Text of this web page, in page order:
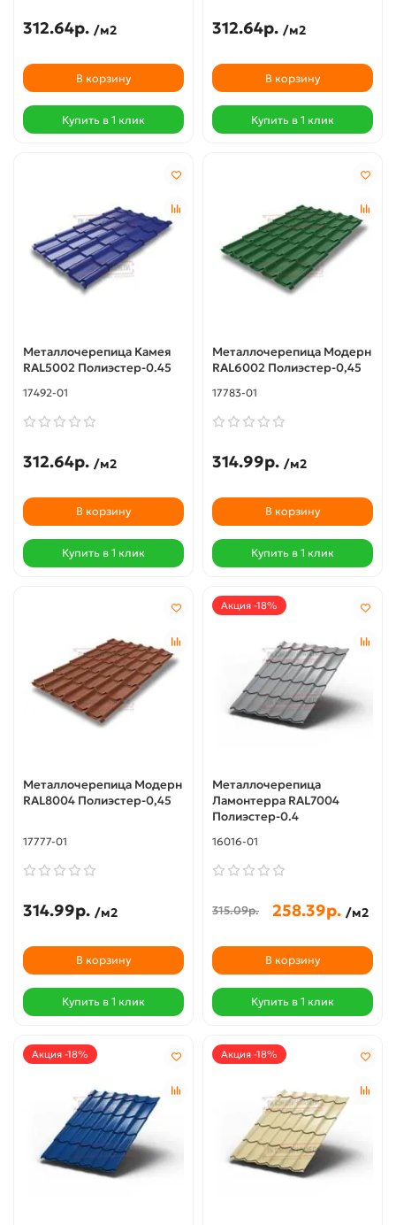
312.64р. /м2
В корзину
Купить в 1 клик
312.64р. /м2
В корзину
Купить в 1 клик
Металлочерепица Камея
RAL5002 Полиэстер-0.45
17492-01
312.64р. /м2
В корзину
Купить в 1 клик
Металлочерепица Модерн
RAL6002 Полиэстер-0,45
17783-01
314.99р. /м2
В корзину
Купить в 1 клик
Металлочерепица Модерн
RAL8004 Полиэстер-0,45
17777-01
314.99р. /м2
В корзину
Купить в 1 клик
Акция -18%
Металлочерепица
Ламонтерра RAL7004
Полиэстер-0.4
16016-01
315.09р. 258.39р. /м2
В корзину
Купить в 1 клик
Акция -18% Акция -18%